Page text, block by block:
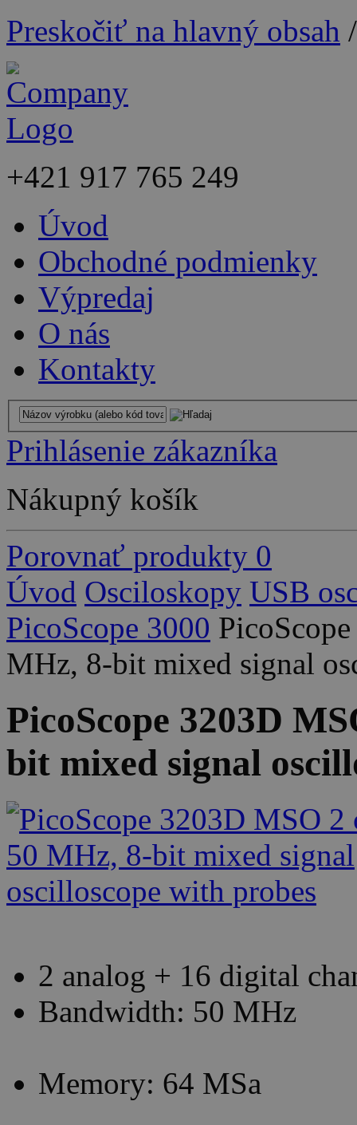
Preskočiť na hlavný obsah
+421 917 765 249
Úvod
Obchodné podmienky
Výpredaj
O nás
Kontakty
Prihlásenie zákazníka
Nákupný košík
Porovnať produkty 0
Úvod Osciloskopy USB
PicoScope 3000
MHz, 8-bit mixed signal
PicoScope 3203D
bit mixed signal
2 analog + 16 digital
Bandwidth: 50 MHz
Memory: 64 MSa